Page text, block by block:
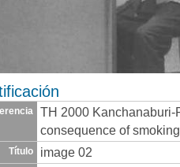
TH 2000 Kanchanaburi-
consequence of
Título image 02